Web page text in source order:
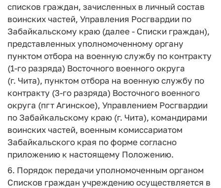
списков граждан, зачисленных в личный состав
воинских частей, Управления Росгвардии по
Забайкальскому краю (далее - Списки граждан),
представленных уполномоченному органу
пунктом отбора на военную службу по контракту
(1-го разряда) Восточного военного округа
(г. Чита), пунктом отбора на военную службу по
контракту (3-го разряда) Восточного военного
округа (пгт Агинское), Управлением Росгвардии
по Забайкальскому краю (г. Чита), командирами
воинских частей, военным комиссариатом
Забайкальского края по форме согласно
приложению к настоящему Положению.
6. Порядок передачи уполномоченным органом
Списков граждан учреждению осуществляется в